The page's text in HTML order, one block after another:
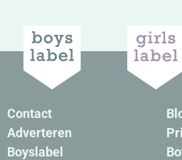
Contact
Adverteren
Boyslabel